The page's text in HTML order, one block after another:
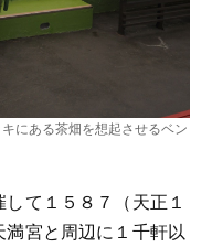
にある茶畑を想起させるベン
て１５８７（天正１
宮と周辺に１千軒以